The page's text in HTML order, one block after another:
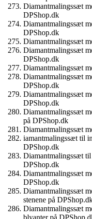
Diamantmalingssæt
DPShop.dk
Diamantmalingssæt
DPShop.dk
Diamantmalingssæt
Diamantmalingssæt
DPShop.dk
Diamantmalingssæt
Diamantmalingssæt
DPShop.dk
Diamantmalingssæt
DPShop.dk
Diamantmalingssæt
på DPShop.dk
Diamantmalingssæt
iamantmalingssæt til
DPShop.dk
Diamantmalingssæt
DPShop.dk
Diamantmalingssæt
DPShop.dk
Diamantmalingssæt
stenene på
Diamantmalingssæt
blyanter på